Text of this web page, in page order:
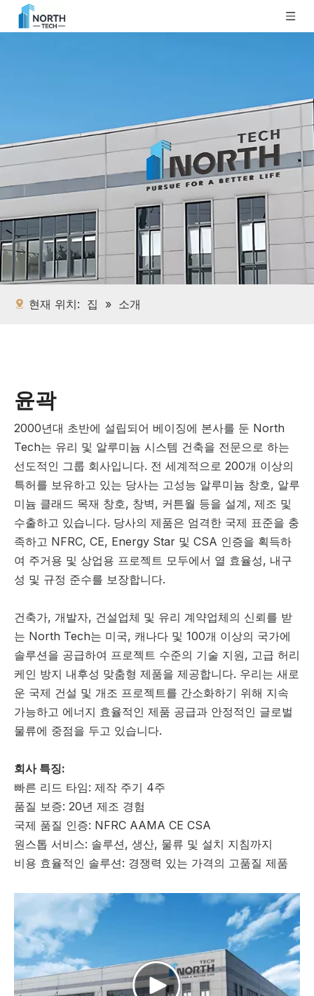
현재 위치: 집 » 소개
윤곽
2000년대 초반에 설립되어 베이징에 본사를 둔 North
Tech는 유리 및 알루미늄 시스템 건축을 전문으로 하는
선도적인 그룹 회사입니다. 전 세계적으로 200개 이상의
특허를 보유하고 있는 당사는 고성능 알루미늄 창호, 알루
미늄 클래드 목재 창호, 창벽, 커튼월 등을 설계, 제조 및
수출하고 있습니다. 당사의 제품은 엄격한 국제 표준을 충
족하고 NFRC, CE, Energy Star 및 CSA 인증을 획득하
여 주거용 및 상업용 프로젝트 모두에서 열 효율성, 내구
성 및 규정 준수를 보장합니다.
건축가, 개발자, 건설업체 및 유리 계약업체의 신뢰를 받
는 North Tech는 미국, 캐나다 및 100개 이상의 국가에
솔루션을 공급하여 프로젝트 수준의 기술 지원, 고급 허리
케인 방지 내후성 맞춤형 제품을 제공합니다. 우리는 새로
운 국제 건설 및 개조 프로젝트를 간소화하기 위해 지속
가능하고 에너지 효율적인 제품 공급과 안정적인 글로벌
물류에 중점을 두고 있습니다.
회사 특징:
빠른 리드 타임: 제작 주기 4주
품질 보증: 20년 제조 경험
국제 품질 인증: NFRC AAMA CE CSA
원스톱 서비스: 솔루션, 생산, 물류 및 설치 지침까지
비용 효율적인 솔루션: 경쟁력 있는 가격의 고품질 제품